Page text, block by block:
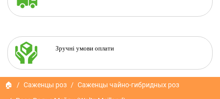
Зручні умови оплати
🏠 Саженцы роз
Саженцы чайно-гибридных роз